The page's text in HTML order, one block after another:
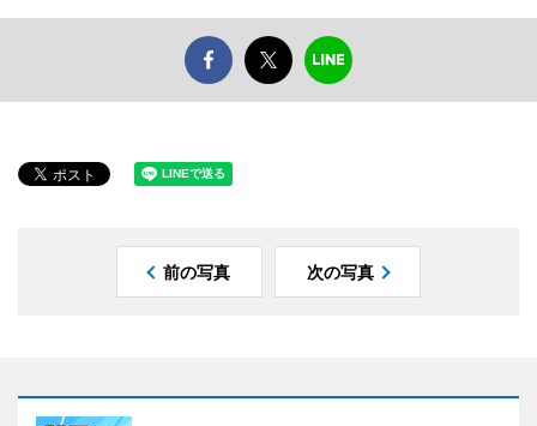
前の写真 次の写真